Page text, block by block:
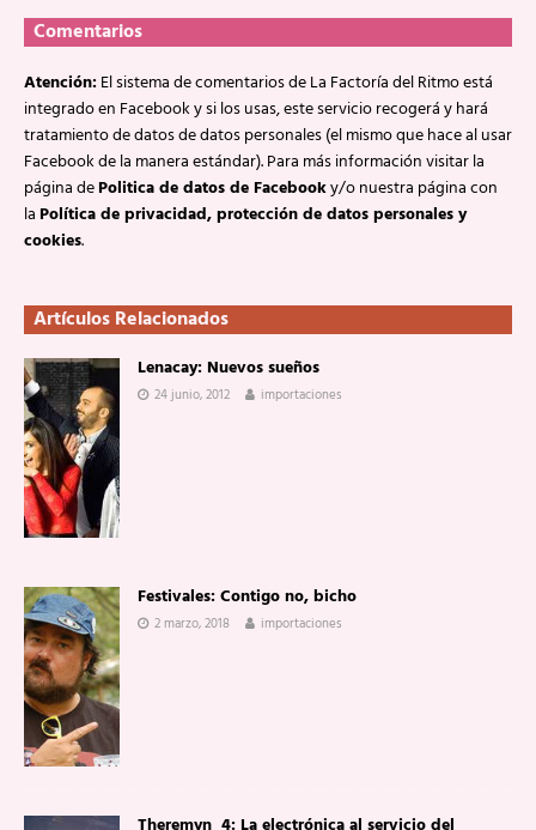
Comentarios
Atención:El sistema de comentarios de La Factoría del Ritmo está
integrado en Facebook y si los usas, este servicio recogerá y hará
tratamiento de datos de datos personales (el mismo que hace al usar
Facebook de la manera estándar). Para más información visitar la
página dePolitica de datos de Facebooky/o nuestra página con
laPolítica de privacidad, protección de datos personales y
cookies.
Artículos Relacionados
Lenacay: Nuevos sueños
24 junio, 2012 importaciones
Festivales: Contigo no, bicho
2 marzo, 2018 importaciones